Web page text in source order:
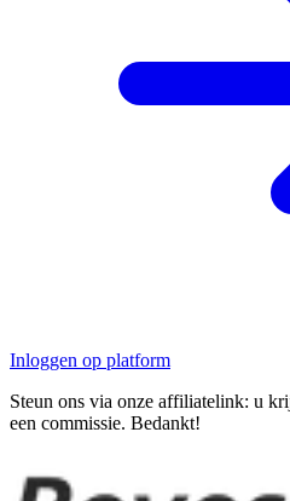
Inloggen op platform
Steun ons via onze affiliatelink: u
een commissie. Bedankt!